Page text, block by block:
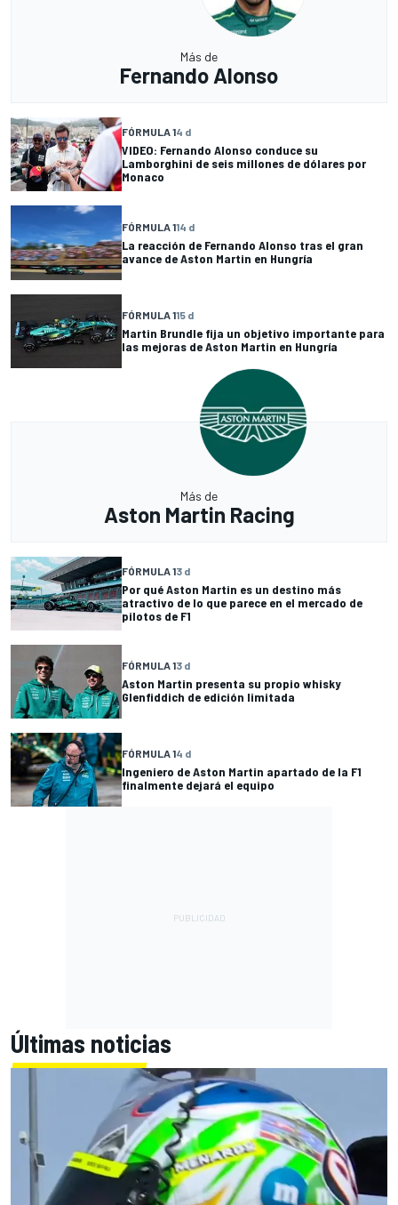
Más de
Fernando Alonso
FÓRMULA 14 d
VIDEO: Fernando Alonso conduce su
Lamborghini de seis millones de dólares por
Monaco
FÓRMULA 114 d
La reacción de Fernando Alonso tras el gran
avance de Aston Martin en Hungría
FÓRMULA 115 d
Martin Brundle fija un objetivo importante para
las mejoras de Aston Martin en Hungría
Más de
Aston Martin Racing
FÓRMULA 13 d
Por qué Aston Martin es un destino más
atractivo de lo que parece en el mercado de
pilotos de F1
FÓRMULA 13 d
Aston Martin presenta su propio whisky
Glenfiddich de edición limitada
FÓRMULA 14 d
Ingeniero de Aston Martin apartado de la F1
finalmente dejará el equipo
Últimas noticias